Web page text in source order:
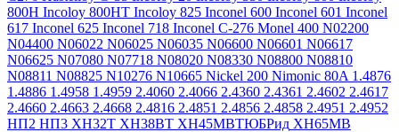
800H Incoloy 800HT Incoloy 825 Inconel 600 Inconel 601 Inconel
617 Inconel 625 Inconel 718 Inconel C-276 Monel 400 N02200
N04400 N06022 N06025 N06035 N06600 N06601 N06617
N06625 N07080 N07718 N08020 N08330 N08800 N08810
N08811 N08825 N10276 N10665 Nickel 200 Nimonic 80A 1.4876
1.4886 1.4958 1.4959 2.4060 2.4066 2.4360 2.4361 2.4602 2.4617
2.4660 2.4663 2.4668 2.4816 2.4851 2.4856 2.4858 2.4951 2.4952
НП2 НП3 ХН32Т ХН38ВТ ХН45МВТЮБРид ХН65МВ